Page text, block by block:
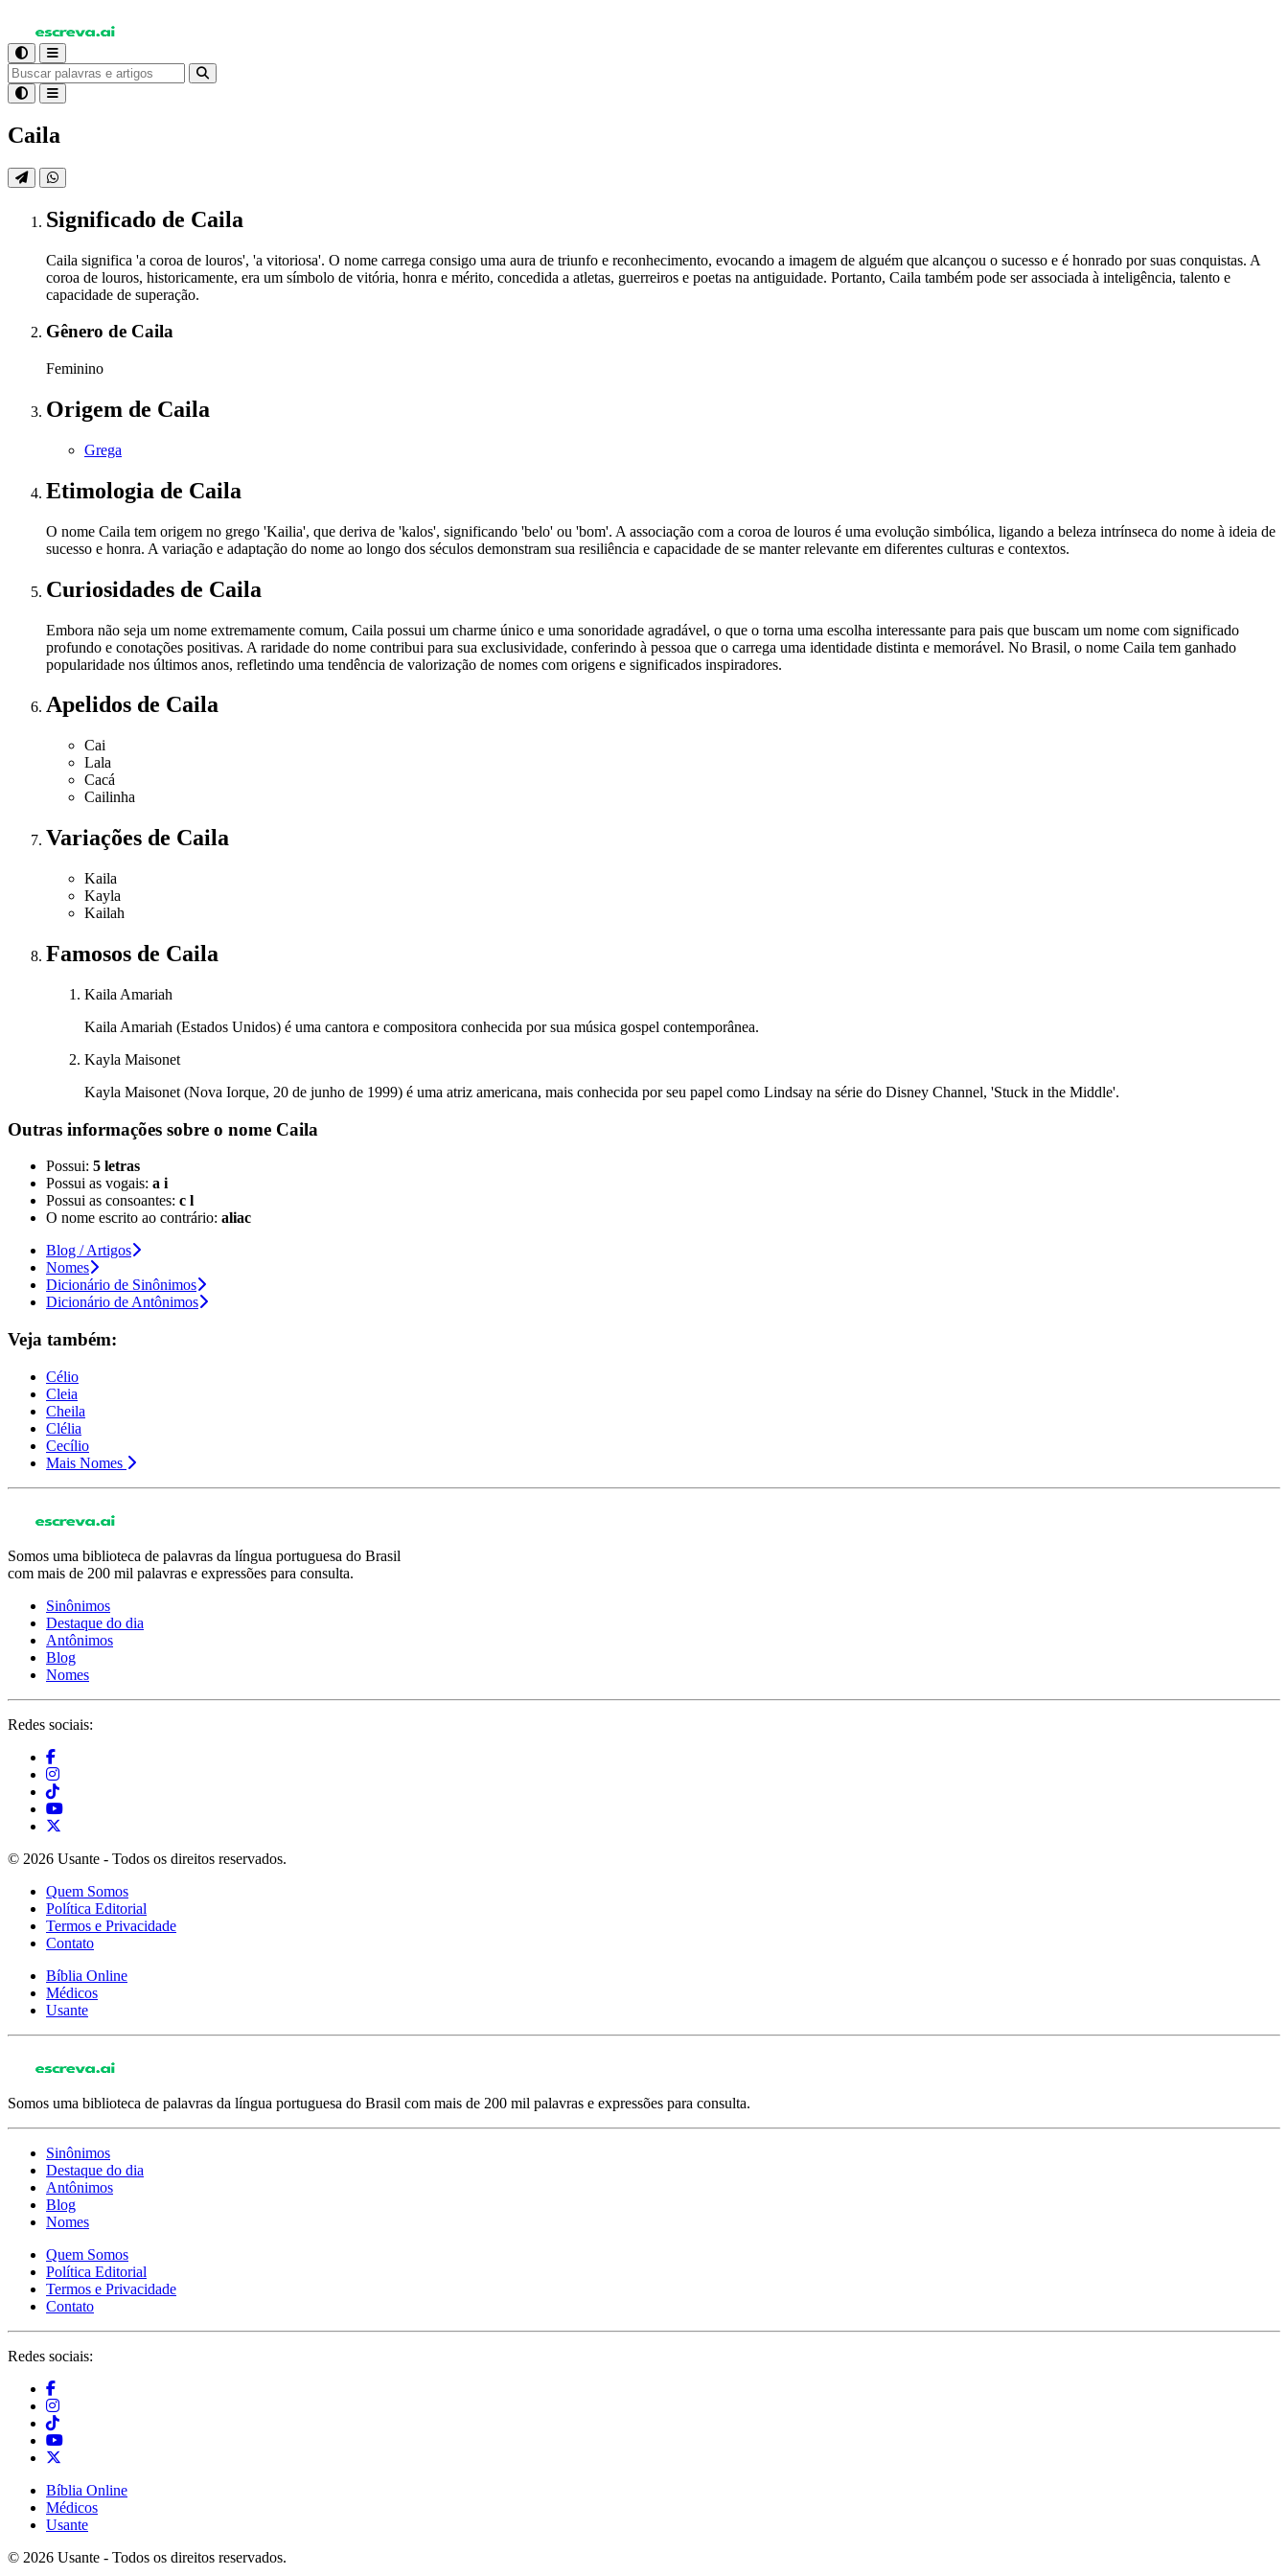
Caila
Significado de Caila
Caila significa 'a coroa de louros', 'a vitoriosa'. O nome carrega consigo uma aura de triunfo e reconhecimento, evocando a imagem de alguém que alcançou o sucesso e é honrado por suas conquistas. A
coroa de louros, historicamente, era um símbolo de vitória, honra e mérito, concedida a atletas, guerreiros e poetas na antiguidade. Portanto, Caila também pode ser associada à inteligência, talento e
capacidade de superação.
Gênero de Caila
Feminino
Origem de Caila
Grega
Etimologia de Caila
O nome Caila tem origem no grego 'Kailia', que deriva de 'kalos', significando 'belo' ou 'bom'. A associação com a coroa de louros é uma evolução simbólica, ligando a beleza intrínseca do nome à ideia de
sucesso e honra. A variação e adaptação do nome ao longo dos séculos demonstram sua resiliência e capacidade de se manter relevante em diferentes culturas e contextos.
Curiosidades de Caila
Embora não seja um nome extremamente comum, Caila possui um charme único e uma sonoridade agradável, o que o torna uma escolha interessante para pais que buscam um nome com significado
profundo e conotações positivas. A raridade do nome contribui para sua exclusividade, conferindo à pessoa que o carrega uma identidade distinta e memorável. No Brasil, o nome Caila tem ganhado
popularidade nos últimos anos, refletindo uma tendência de valorização de nomes com origens e significados inspiradores.
Apelidos de Caila
Cai
Lala
Cacá
Cailinha
Variações de Caila
Kaila
Kayla
Kailah
Famosos de Caila
Kaila Amariah
Kaila Amariah (Estados Unidos) é uma cantora e compositora conhecida por sua música gospel contemporânea.
Kayla Maisonet
Kayla Maisonet (Nova Iorque, 20 de junho de 1999) é uma atriz americana, mais conhecida por seu papel como Lindsay na série do Disney Channel, 'Stuck in the Middle'.
Outras informações sobre o nome Caila
Possui: 5 letras
Possui as vogais: a i
Possui as consoantes: c l
O nome escrito ao contrário: aliac
Blog / Artigos
Nomes
Dicionário de Sinônimos
Dicionário de Antônimos
Veja também:
Célio
Cleia
Cheila
Clélia
Cecílio
Mais Nomes
Somos uma biblioteca de palavras da língua portuguesa do Brasil
com mais de 200 mil palavras e expressões para consulta.
Sinônimos
Destaque do dia
Antônimos
Blog
Nomes
Redes sociais:
© 2026 Usante - Todos os direitos reservados.
Quem Somos
Política Editorial
Termos e Privacidade
Contato
Bíblia Online
Médicos
Usante
Somos uma biblioteca de palavras da língua portuguesa do Brasil com mais de 200 mil palavras e expressões para consulta.
Sinônimos
Destaque do dia
Antônimos
Blog
Nomes
Quem Somos
Política Editorial
Termos e Privacidade
Contato
Redes sociais:
Bíblia Online
Médicos
Usante
© 2026 Usante - Todos os direitos reservados.